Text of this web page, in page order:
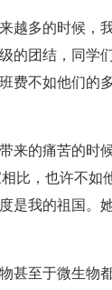
越多的时候，
的团结，同学
费不如他们的
来的痛苦的时
比，也许不如
是我的祖国。
甚至于微生